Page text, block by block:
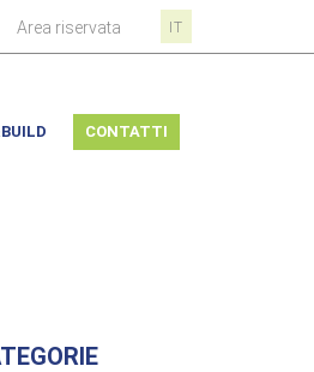
Area riservata IT
CONTATTI